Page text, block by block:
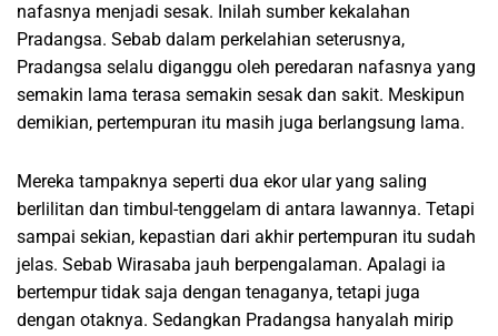
nafasnya menjadi sesak. Inilah sumber kekalahan
Pradangsa. Sebab dalam perkelahian seterusnya,
Pradangsa selalu diganggu oleh peredaran nafasnya yang
semakin lama terasa semakin sesak dan sakit. Meskipun
demikian, pertempuran itu masih juga berlangsung lama.
Mereka tampaknya seperti dua ekor ular yang saling
berlilitan dan timbul-tenggelam di antara lawannya. Tetapi
sampai sekian, kepastian dari akhir pertempuran itu sudah
jelas. Sebab Wirasaba jauh berpengalaman. Apalagi ia
bertempur tidak saja dengan tenaganya, tetapi juga
dengan otaknya. Sedangkan Pradangsa hanyalah mirip